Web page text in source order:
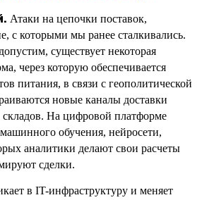
Атаки на цепочки поставок,
с которыми мы ранее сталкивались.
существует некоторая
через которую обеспечивается
питания, в связи с геополитической
новые каналы доставки
складов. На цифровой платформе
обучения, нейросети,
аналитики делают свои расчеты
сделки.
в IT-инфраструктуру и меняет